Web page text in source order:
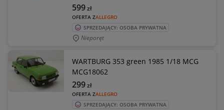
OFERTA ZALLEGRO
599zł
SPRZEDAJĄCY: OSOBA PRYWATNA
Nieporęt
WARTBURG 353 green 1985 1/18 MCG
MCG18062
OFERTA ZALLEGRO
299zł
SPRZEDAJĄCY: OSOBA PRYWATNA